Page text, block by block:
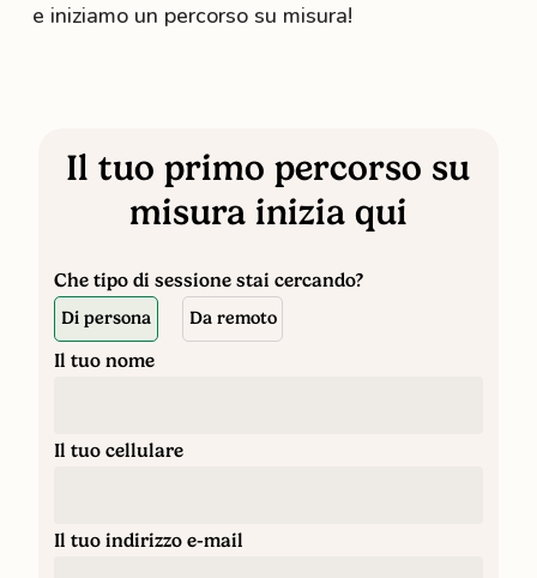
e iniziamo un percorso su misura!
Il tuo primo percorso su
misura inizia qui
Che tipo di sessione stai cercando?
Di persona Da remoto
Il tuo nome
Il tuo cellulare
Il tuo indirizzo e-mail